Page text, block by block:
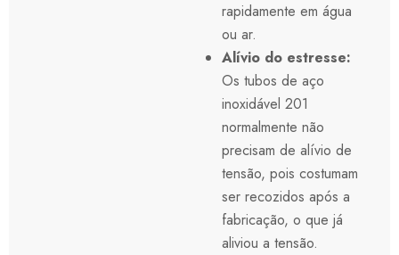
rapidamente em água
ou ar.
Alívio do estresse:
Os tubos de aço
inoxidável 201
normalmente não
precisam de alívio de
tensão, pois costumam
ser recozidos após a
fabricação, o que já
aliviou a tensão.